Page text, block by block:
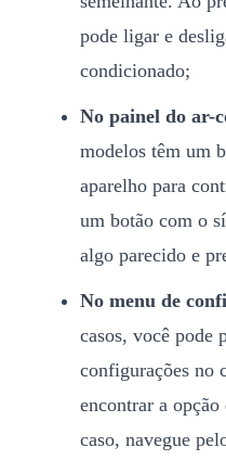
pode ligar e
condicionado;
No painel do ar-
modelos têm um
aparelho para
um botão com o
algo parecido e
No menu de
casos, você pode
configurações no
encontrar a
caso, navegue